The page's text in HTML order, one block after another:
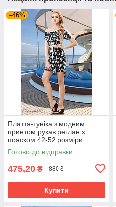
–46%
Плаття-туніка з модним
принтом рукав реглан з
пояском 42-52 розміри
Готово до відправки
475,20 ₴ 880 ₴
Купити